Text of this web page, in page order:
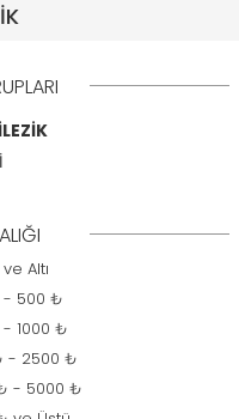
Altı
- 500 ₺
1000 ₺
- 2500 ₺
- 5000 ₺